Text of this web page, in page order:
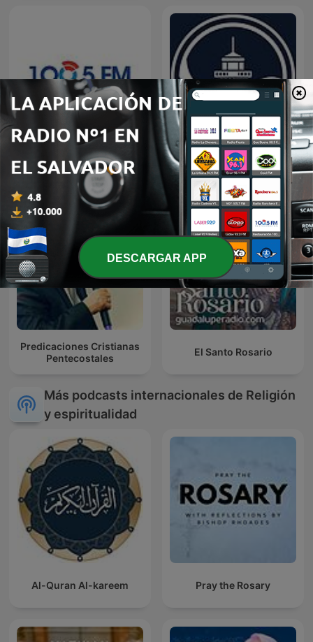
Restauracion Predicaciones Cristianas
Predicaciones Cristianas
Pentecostales
El Santo Rosario
Más podcasts internacionales de Religión
y espiritualidad
Al-Quran Al-kareem Pray the Rosary
DESCARGAR APP